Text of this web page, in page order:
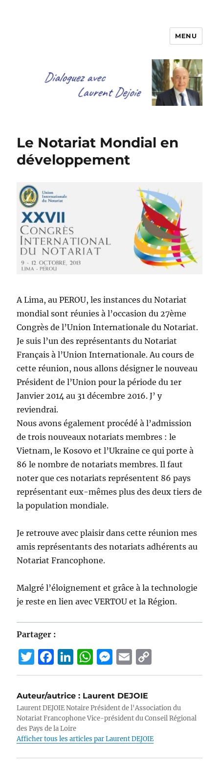
Dialoguez avec Laurent Dejoie
MENU
Le Notariat Mondial en
développement
A Lima, au PEROU, les instances du Notariat
mondial sont réunies à l’occasion du 27ème
Congrès de l’Union Internationale du Notariat.
Je suis l’un des représentants du Notariat
Français à l’Union Internationale. Au cours de
cette réunion, nous allons désigner le nouveau
Président de l’Union pour la période du 1er
Janvier 2014 au 31 décembre 2016. J’ y
reviendrai.
Nous avons également procédé à l’admission
de trois nouveaux notariats membres : le
Vietnam, le Kosovo et l’Ukraine ce qui porte à
86 le nombre de notariats membres. Il faut
noter que ces notariats représentent 86 pays
représentant eux-mêmes plus des deux tiers de
la population mondiale.
Je retrouve avec plaisir dans cette réunion mes
amis représentants des notariats adhérents au
Notariat Francophone.
Malgré l’éloignement et grâce à la technologie
je reste en lien avec VERTOU et la Région.
Partager :
T
w
it
te
r
F
a
c
e
b
o
Li
n
e
d
I
W
h
s
A
p
M
e
ss
e
n
g
E
m
ai
l
o
y
Li
n
Auteur/autrice : Laurent DEJOIE
Laurent DEJOIE Notaire Président de l'Association du
Notariat Francophone Vice-président du Conseil Régional
des Pays de la Loire
Afficher tous les articles par Laurent DEJOIE